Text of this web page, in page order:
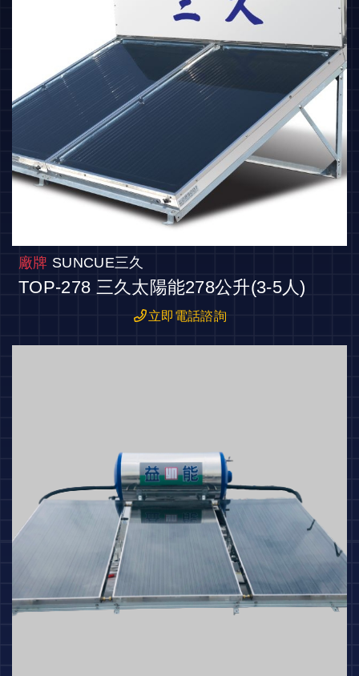
廠牌 SUNCUE三久
TOP-278 三久太陽能278公升(3-5人)
立即電話諮詢